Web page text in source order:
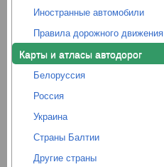
Иностранные автомобили
Правила дорожного движения
Карты и атласы автодорог
Белоруссия
Россия
Украина
Страны Балтии
Другие страны